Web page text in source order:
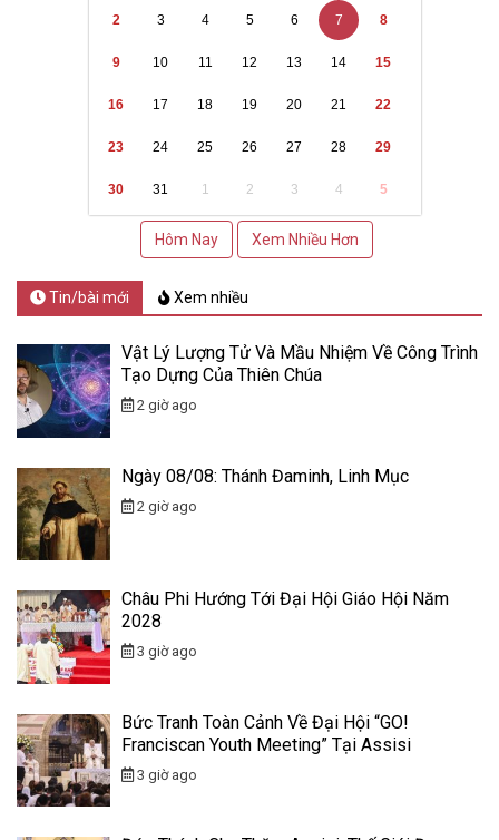
2 3 4 5 6 7 8
9 10 11 12 13 14 15
16 17 18 19 20 21 22
23 24 25 26 27 28 29
30 31 1 2 3 4 5
Hôm Nay Xem Nhiều Hơn
Tin/bài mới Xem nhiều
Vật Lý Lượng Tử Và Mầu Nhiệm Về Công Trình
Tạo Dựng Của Thiên Chúa
2 giờ ago
Ngày 08/08: Thánh Đaminh, Linh Mục
2 giờ ago
Châu Phi Hướng Tới Đại Hội Giáo Hội Năm
2028
3 giờ ago
Bức Tranh Toàn Cảnh Về Đại Hội “GO!
Franciscan Youth Meeting” Tại Assisi
3 giờ ago